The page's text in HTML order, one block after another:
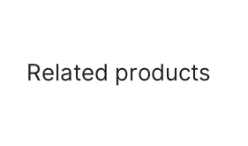
Related products